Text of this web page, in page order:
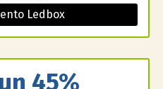
Ledbox
45%